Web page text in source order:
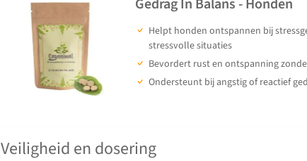
Gedrag In Balans - Honden
Helpt honden ontspannen bij
stressvolle situaties
Bevordert rust en ontspanning
Ondersteunt bij angstig of reactief
Veiligheid en dosering